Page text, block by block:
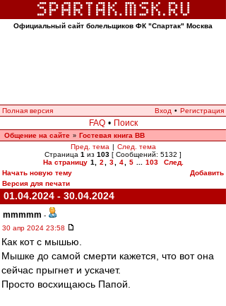
Официальный сайт болельщиков ФК "Спартак" Москва
Полная версия Вход • Регистрация
FAQ • Поиск
Общение на сайте » Гостевая книга ВВ
Пред. тема | След. тема
Страница 1 из 103 [ Сообщений: 5132 ]
На страницу 1 2 3 4 5 103
След.
Начать новую тему
Добавить
Версия для печати
01.04.2024 - 30.04.2024
mmmmm -
30 апр 2024 23:58
Как кот с мышью.
Мышке до самой смерти кажется, что вот она
сейчас прыгнет и ускачет.
Просто восхищаюсь Папой.